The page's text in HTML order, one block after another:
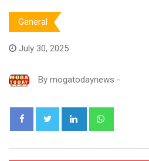
General
July 30, 2025
By mogatodaynews -
LinkedIn